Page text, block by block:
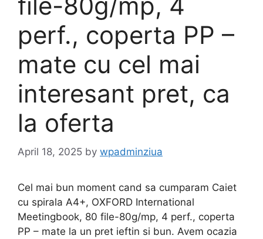
perf., coperta PP –
mate cu cel mai
interesant pret, ca
la oferta
April 18, 2025 by wpadminziua
Cel mai bun moment cand sa cumparam Caiet
cu spirala A4+, OXFORD International
Meetingbook, 80 file-80g/mp, 4 perf., coperta
PP – mate la un pret ieftin si bun. Avem ocazia